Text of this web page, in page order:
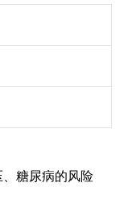
糖尿病的风险